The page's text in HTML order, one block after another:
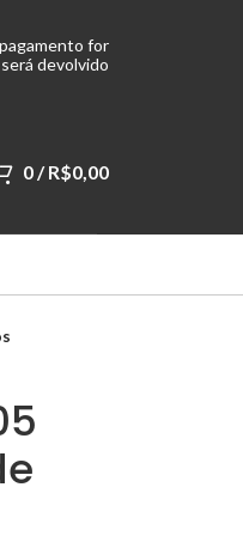
for
devolvido
0 / R$0,00